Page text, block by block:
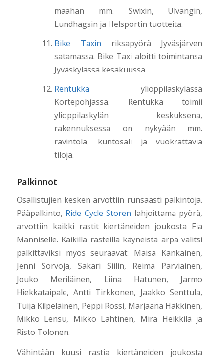
maahan mm. Swixin, Ulvangin,
Lundhagsin ja Helsportin tuotteita.
Bike Taxin riksapyörä Jyväsjärven
satamassa. Bike Taxi aloitti toimintansa
Jyväskylässä kesäkuussa.
Rentukka ylioppilaskylässä
Kortepohjassa. Rentukka toimii
ylioppilaskylän keskuksena,
rakennuksessa on nykyään mm.
ravintola, kuntosali ja vuokrattavia
tiloja.
Palkinnot
Osallistujien kesken arvottiin runsaasti palkintoja.
Pääpalkinto, Ride Cycle Storen lahjoittama pyörä,
arvottiin kaikki rastit kiertäneiden joukosta Fia
Manniselle. Kaikilla rasteilla käyneistä arpa valitsi
palkittaviksi myös seuraavat: Maisa Kankainen,
Jenni Sorvoja, Sakari Siilin, Reima Parviainen,
Jouko Meriläinen, Liina Hatunen, Jarmo
Hiekkataipale, Antti Tirkkonen, Jaakko Senttula,
Tuija Kilpeläinen, Peppi Rossi, Marjaana Häkkinen,
Mikko Lensu, Mikko Lahtinen, Mira Heikkilä ja
Risto Tolonen.
Vähintään kuusi rastia kiertäneiden joukosta